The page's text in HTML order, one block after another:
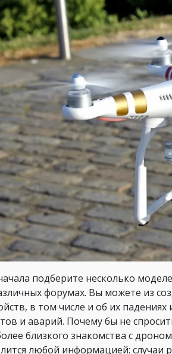
подберите несколько
форумах. Вы можете из
в том числе и об их
и аварий. Почему бы не
близкого знакомства с
любой информацией: случаи